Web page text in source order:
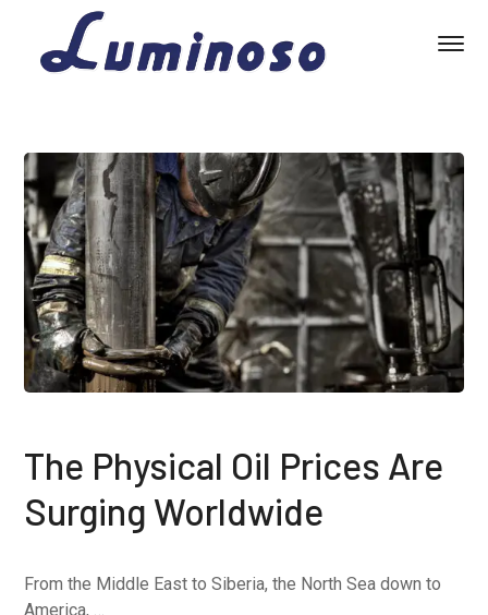
The Physical Oil Prices Are
Surging Worldwide
From the Middle East to Siberia, the North Sea down to
America, …